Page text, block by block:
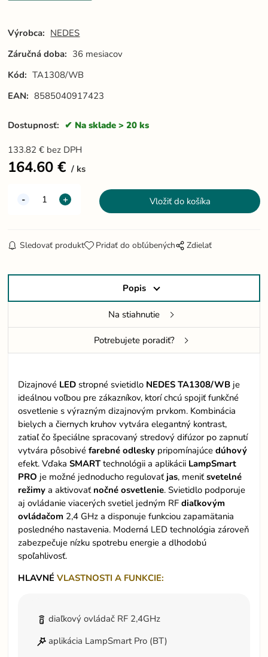
Výrobca: NEDES
Záručná doba: 36 mesiacov
Kód: TA1308/WB
EAN: 8585040917423
Dostupnosť: Na sklade > 20 ks
133.82 € bez DPH
164.60 € ks
Sledovať produkt Pridať do obľúbených Zdielať
Popis
Na stiahnutie
Potrebujete poradiť?
Dizajnové LED stropné svietidlo NEDES TA1308/WB je
ideálnou voľbou pre zákazníkov, ktorí chcú spojiť funkčné
osvetlenie s výrazným dizajnovým prvkom. Kombinácia
bielych a čiernych kruhov vytvára elegantný kontrast,
zatiaľ čo špeciálne spracovaný stredový difúzor po zapnutí
vytvára pôsobivéfarebné odlesky pripomínajúcedúhový
efekt. VďakaSMARTtechnológii a aplikácii LampSmart
PRO je možné jednoducho regulovať jas, meniťsvetelné
režimy a aktivovať nočné osvetlenie. Svietidlo podporuje
aj ovládanie viacerých svetiel jedným RFdiaľkovým
ovládačom 2,4 GHz a disponuje funkciou zapamätania
posledného nastavenia. Moderná LED technológia zároveň
zabezpečuje nízku spotrebu energie a dlhodobú
spoľahlivosť.
HLAVNÉVLASTNOSTI A FUNKCIE:
diaľkový ovládač RF 2,4GHz
aplikácia LampSmart Pro (BT)